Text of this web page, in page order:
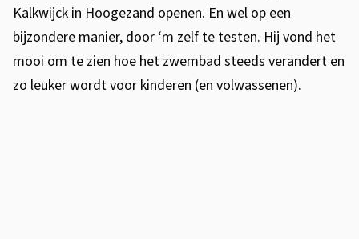
Kalkwijck in Hoogezand openen. En wel op een
bijzondere manier, door ‘m zelf te testen. Hij vond het
mooi om te zien hoe het zwembad steeds verandert en
zo leuker wordt voor kinderen (en volwassenen).